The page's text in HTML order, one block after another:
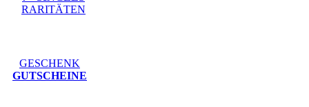
RARITÄTEN
GESCHENK
GUTSCHEINE